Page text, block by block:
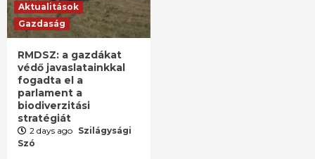
Aktualitások
Gazdaság
RMDSZ: a gazdákat
védő javaslatainkkal
fogadta el a
parlament a
biodiverzitási
stratégiát
2 days ago Szilágysági
Szó